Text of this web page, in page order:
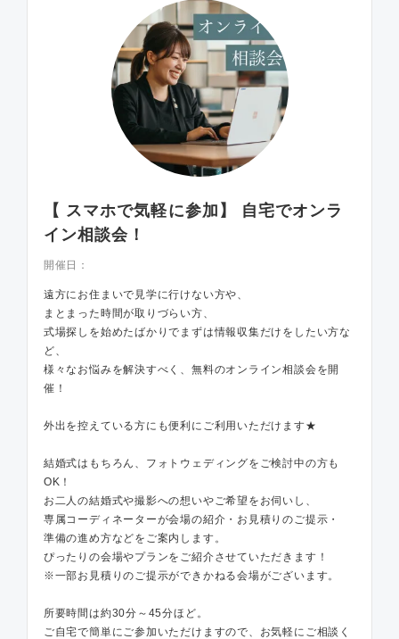
【 スマホで気軽に参加】 自宅でオンラ
イン相談会！
開催日：
遠方にお住まいで見学に行けない方や、
まとまった時間が取りづらい方、
式場探しを始めたばかりでまずは情報収集だけをしたい方な
ど、
様々なお悩みを解決すべく、無料のオンライン相談会を開
催！
外出を控えている方にも便利にご利用いただけます★
結婚式はもちろん、フォトウェディングをご検討中の方も
OK！
お二人の結婚式や撮影への想いやご希望をお伺いし、
専属コーディネーターが会場の紹介・お見積りのご提示・
準備の進め方などをご案内します。
ぴったりの会場やプランをご紹介させていただきます！
※一部お見積りのご提示ができかねる会場がございます。
所要時間は約30分～45分ほど。
ご自宅で簡単にご参加いただけますので、お気軽にご相談く